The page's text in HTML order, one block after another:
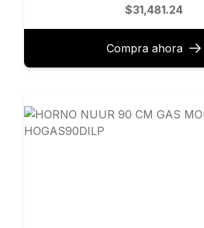
$31,481.24
Compra ahora